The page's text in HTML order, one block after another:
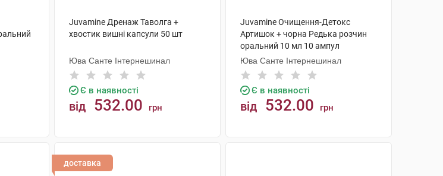
Juvamine Дренаж Таволга +
хвостик вишні капсули 50 шт
Юва Санте Інтернешинал
Є в наявності
від 532.00 грн
Juvamine Очищення-Детокс
Артишок + чорна Редька розчин
оральний 10 мл 10 ампул
Юва Санте Інтернешинал
Є в наявності
від 532.00 грн
доставка